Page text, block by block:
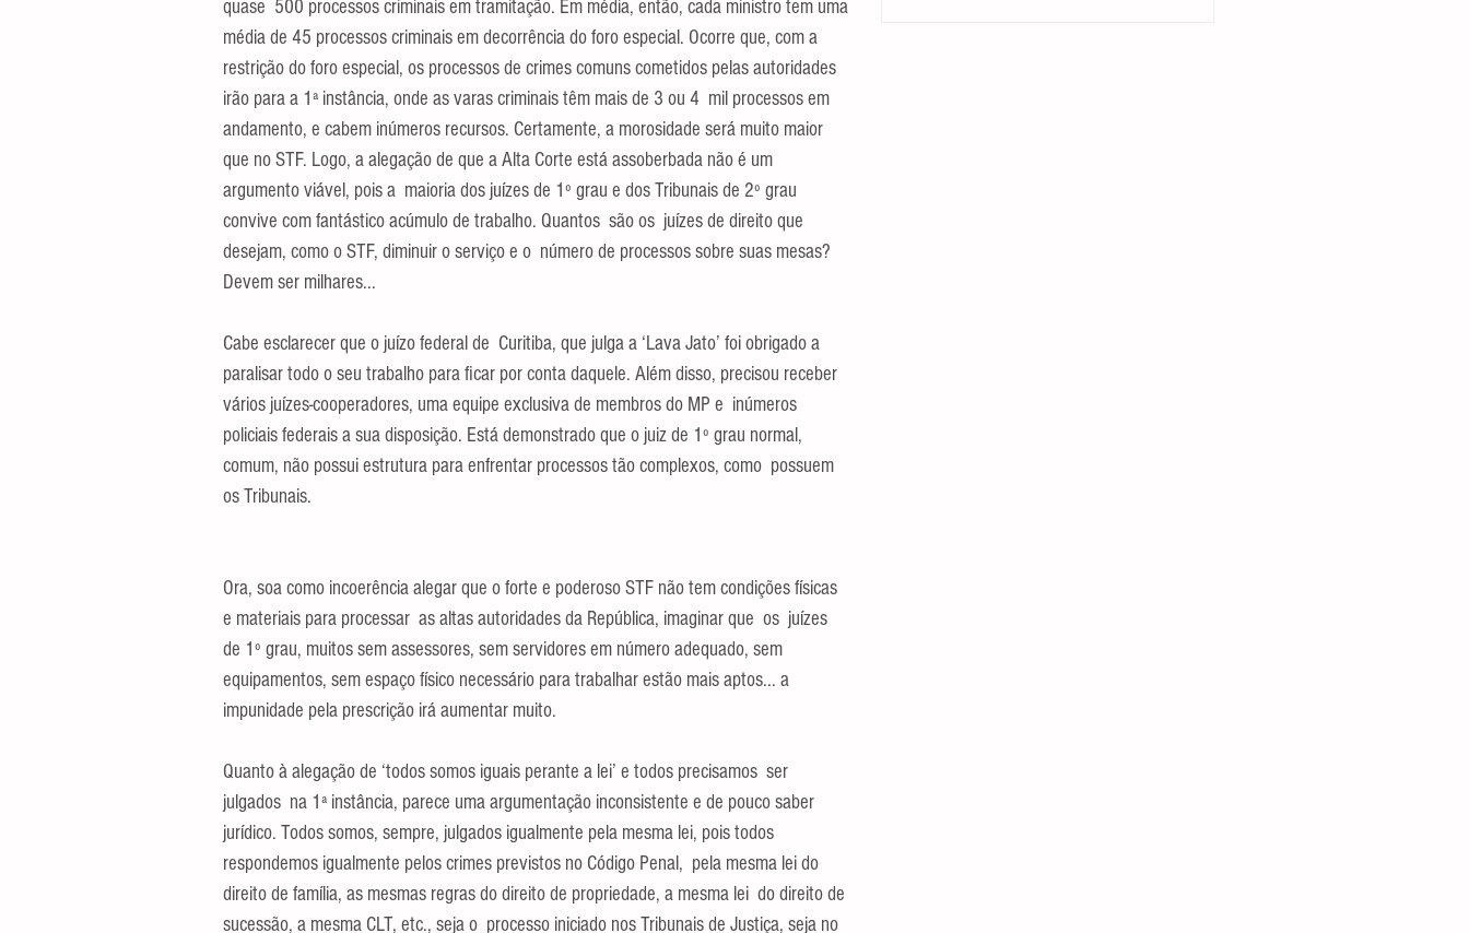
quase  500 processos criminais em tramitação. Em média, então, cada ministro tem uma
média de 45 processos criminais em decorrência do foro especial. Ocorre que, com a
restrição do foro especial, os processos de crimes comuns cometidos pelas autoridades
irão para a 1ª instância, onde as varas criminais têm mais de 3 ou 4  mil processos em
andamento, e cabem inúmeros recursos. Certamente, a morosidade será muito maior
que no STF. Logo, a alegação de que a Alta Corte está assoberbada não é um
argumento viável, pois a  maioria dos juízes de 1º grau e dos Tribunais de 2º grau
convive com fantástico acúmulo de trabalho. Quantos  são os  juízes de direito que
desejam, como o STF, diminuir o serviço e o  número de processos sobre suas mesas?
Devem ser milhares...
Cabe esclarecer que o juízo federal de  Curitiba, que julga a ‘Lava Jato’ foi obrigado a
paralisar todo o seu trabalho para ficar por conta daquele. Além disso, precisou receber
vários juízes-cooperadores, uma equipe exclusiva de membros do MP e  inúmeros
policiais federais a sua disposição. Está demonstrado que o juiz de 1º grau normal,
comum, não possui estrutura para enfrentar processos tão complexos, como  possuem
os Tribunais.
Ora, soa como incoerência alegar que o forte e poderoso STF não tem condições físicas
e materiais para processar  as altas autoridades da República, imaginar que  os  juízes
de 1º grau, muitos sem assessores, sem servidores em número adequado, sem
equipamentos, sem espaço físico necessário para trabalhar estão mais aptos... a
impunidade pela prescrição irá aumentar muito.
Quanto à alegação de ‘todos somos iguais perante a lei’ e todos precisamos  ser
julgados  na 1ª instância, parece uma argumentação inconsistente e de pouco saber
jurídico. Todos somos, sempre, julgados igualmente pela mesma lei, pois todos
respondemos igualmente pelos crimes previstos no Código Penal,  pela mesma lei do
direito de família, as mesmas regras do direito de propriedade, a mesma lei  do direito de
sucessão, a mesma CLT, etc., seja o  processo iniciado nos Tribunais de Justiça, seja no